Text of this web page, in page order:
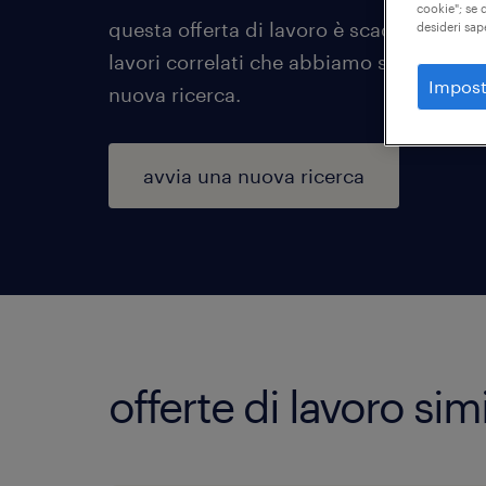
questa offerta di lavoro è scaduta o è
lavori correlati che abbiamo selezionato
nuova ricerca.
avvia una nuova ricerca
offerte di lavoro
cookie"; se
desideri